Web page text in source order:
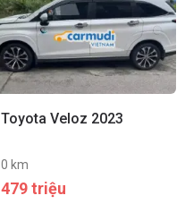
Toyota Veloz 2023
0 km
479 triệu